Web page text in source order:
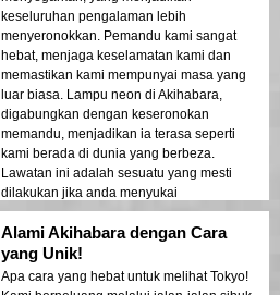
keseluruhan pengalaman lebih
menyeronokkan. Pemandu kami sangat
hebat, menjaga keselamatan kami dan
memastikan kami mempunyai masa yang
luar biasa. Lampu neon di Akihabara,
digabungkan dengan keseronokan
memandu, menjadikan ia terasa seperti
kami berada di dunia yang berbeza.
Lawatan ini adalah sesuatu yang mesti
dilakukan jika anda menyukai
pengembaraan!
Alami Akihabara dengan Cara
yang Unik!
Apa cara yang hebat untuk melihat Tokyo!